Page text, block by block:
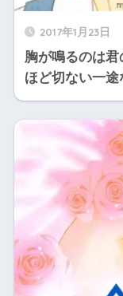
2017年1月23日
胸が鳴るのは
ほど切ない一途